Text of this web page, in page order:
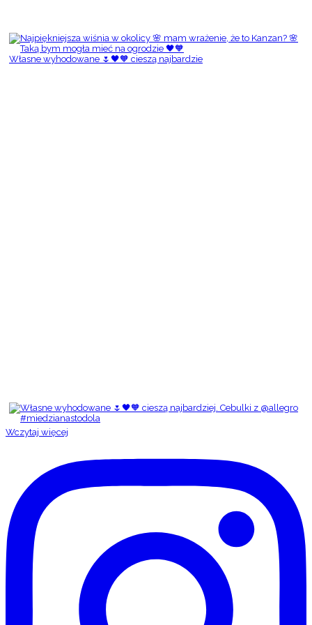
Własne wyhodowane 🌷🖤🧡 cieszą najbardzie
Wczytaj więcej